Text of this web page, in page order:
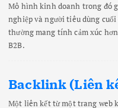
Mô hình kinh doanh trong đó
nghiệp và người tiêu dùng
thường mang tính cảm xúc
B2B.
Backlink (Liên
Một liên kết từ một trang web